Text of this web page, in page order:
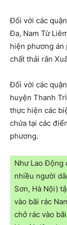
Đối với các
Đa, Nam Từ
hiện phương án
chất thải rắn
Đối với các
huyện Thanh
thực hiện các
chứa tại các
phương.
Như Lao Động
nhiều người
Sơn, Hà Nội)
vào bãi rác
chở rác vào